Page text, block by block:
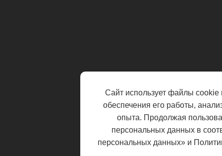
Сайт использует файлы cookie
обеспечения его работы,
опыта. Продолжая
персональных данных в
персональных данных» и